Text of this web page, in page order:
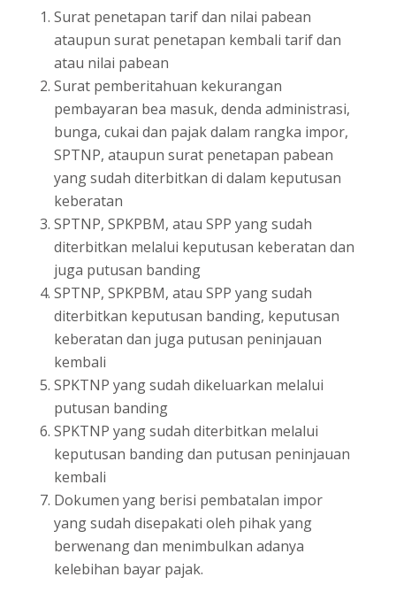
Surat penetapan tarif dan nilai pabean
ataupun surat penetapan kembali tarif dan
atau nilai pabean
Surat pemberitahuan kekurangan
pembayaran bea masuk, denda administrasi,
bunga, cukai dan pajak dalam rangka impor,
SPTNP, ataupun surat penetapan pabean
yang sudah diterbitkan di dalam keputusan
keberatan
SPTNP, SPKPBM, atau SPP yang sudah
diterbitkan melalui keputusan keberatan dan
juga putusan banding
SPTNP, SPKPBM, atau SPP yang sudah
diterbitkan keputusan banding, keputusan
keberatan dan juga putusan peninjauan
kembali
SPKTNP yang sudah dikeluarkan melalui
putusan banding
SPKTNP yang sudah diterbitkan melalui
keputusan banding dan putusan peninjauan
kembali
Dokumen yang berisi pembatalan impor
yang sudah disepakati oleh pihak yang
berwenang dan menimbulkan adanya
kelebihan bayar pajak.